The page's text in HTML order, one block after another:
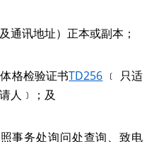
及通讯地址）正本或副本；
格检验证书TD256 ﹝ 只适
人﹞；及
事务处询问处查询、致电